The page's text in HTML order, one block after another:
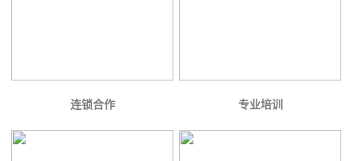
连锁合作 专业培训